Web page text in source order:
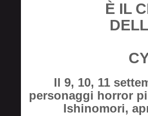
È IL
Il 9, 10, 11
personaggi horror
Ishinomori,